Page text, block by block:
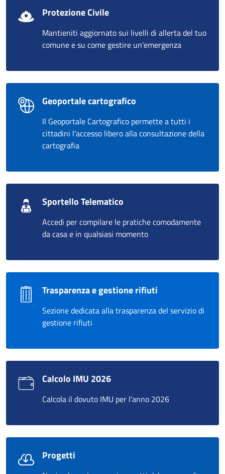
Protezione Civile
Mantieniti aggiornato sui livelli di allerta del tuo
comune e su come gestire un'emergenza
Geoportale cartografico
Il Geoportale Cartografico permette a tutti i
cittadini l'accesso libero alla consultazione della
cartografia
Sportello Telematico
Accedi per compilare le pratiche comodamente
da casa e in qualsiasi momento
Trasparenza e gestione rifiuti
Sezione dedicata alla trasparenza del servizio di
gestione rifiuti
Calcolo IMU 2026
Calcola il dovuto IMU per l'anno 2026
Progetti